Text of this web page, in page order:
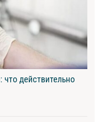
действительно